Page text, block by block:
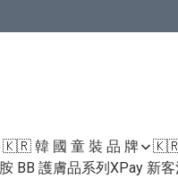
🇰🇷 韓 國 童 裝 品 牌 🇰🇷
BB 護膚品系列XPay 新